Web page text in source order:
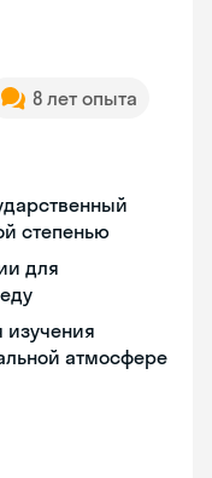
8 лет опыта
степенью
для
изучения
атмосфере